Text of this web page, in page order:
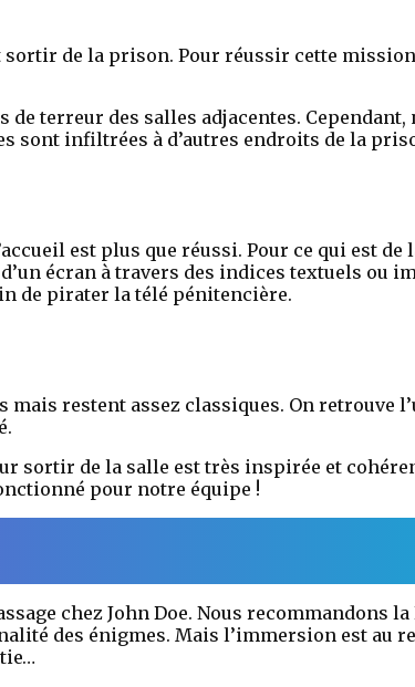
sortir de la prison. Pour réussir cette
terreur des salles adjacentes. Cependant,
sont infiltrées à d’autres endroits de la
est plus que réussi. Pour ce qui est
écran à travers des indices textuels ou
de pirater la télé pénitencière.
restent assez classiques. On retrouve
sortir de la salle est très inspirée et
pour notre équipe !
chez John Doe. Nous recommandons
des énigmes. Mais l’immersion est au